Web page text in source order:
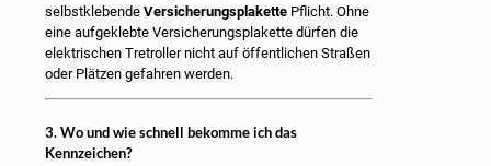
selbstklebende Versicherungsplakette Pflicht. Ohne
eine aufgeklebte Versicherungsplakette dürfen die
elektrischen Tretroller nicht auf öffentlichen Straßen
oder Plätzen gefahren werden.
3. Wo und wie schnell bekomme ich das
Kennzeichen?